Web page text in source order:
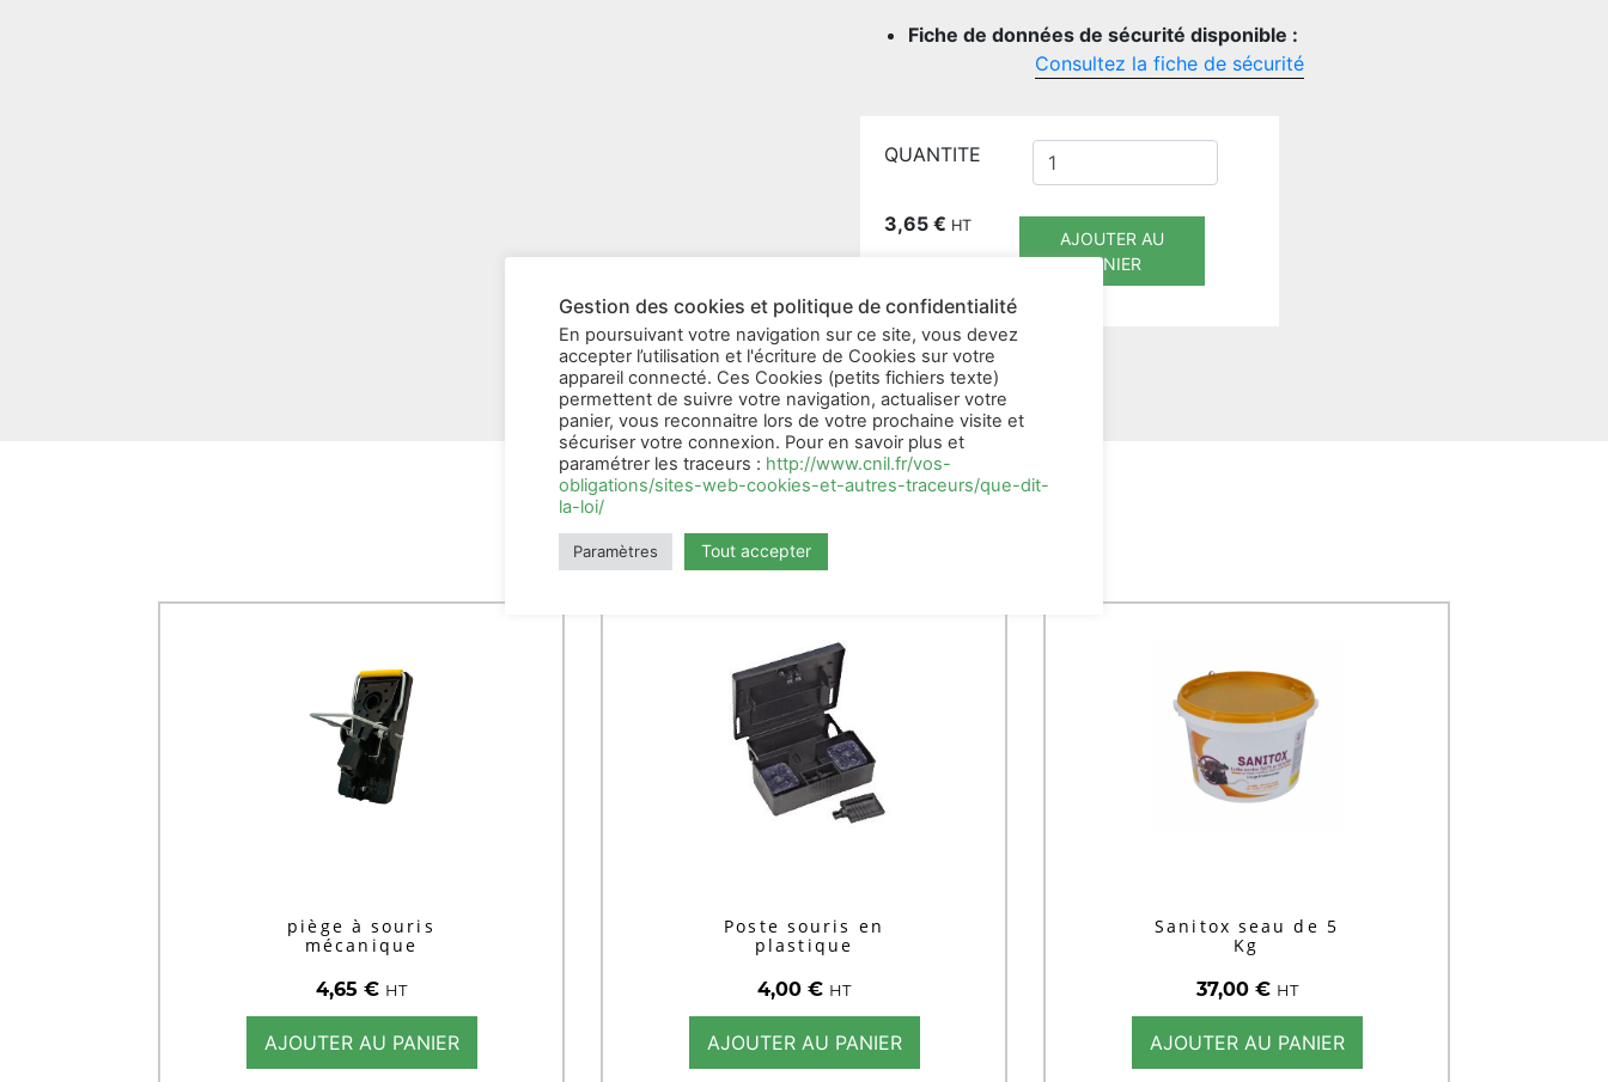
Fiche de données de sécurité disponible :
Consultez la fiche de sécurité
QUANTITE
3,65 € HT
AJOUTER AU
PANIER
Produits apparentés
piège à souris
mécanique
4,65 € HT
AJOUTER AU PANIER
Poste souris en
plastique
4,00 € HT
AJOUTER AU PANIER
Sanitox seau de 5
Kg
37,00 € HT
AJOUTER AU PANIER
Gestion des cookies et politique de confidentialité
En poursuivant votre navigation sur ce site, vous devez
accepter l’utilisation et l'écriture de Cookies sur votre
appareil connecté. Ces Cookies (petits fichiers texte)
permettent de suivre votre navigation, actualiser votre
panier, vous reconnaitre lors de votre prochaine visite et
sécuriser votre connexion. Pour en savoir plus et
paramétrer les traceurs : http://www.cnil.fr/vos-
obligations/sites-web-cookies-et-autres-traceurs/que-dit-
la-loi/
Paramètres Tout accepter